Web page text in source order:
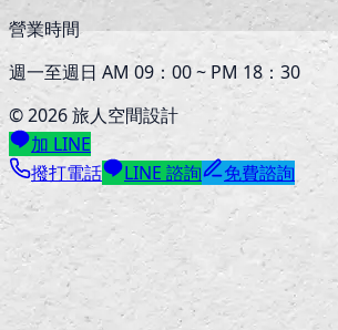
營業時間
週一至週日 AM 09：00 ~ PM 18：30
©2026旅人空間設計
加 LINE
撥打電話
LINE 諮詢 免費諮詢